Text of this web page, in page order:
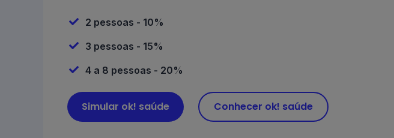
2 pessoas - 10%
3 pessoas - 15%
4 a 8 pessoas - 20%
Simular ok! saúde Conhecer ok! saúde